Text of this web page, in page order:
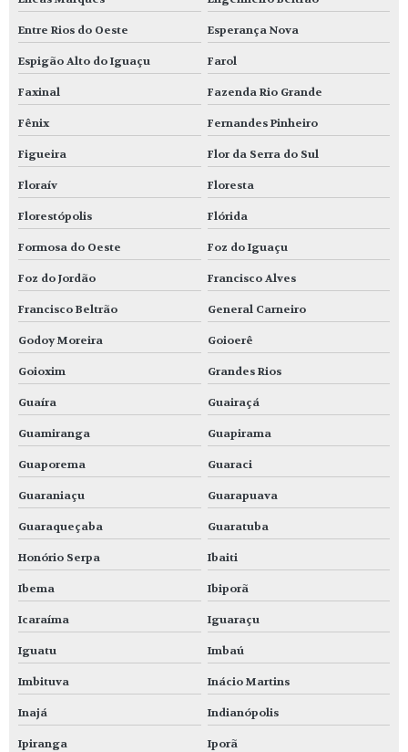
Entre Rios do Oeste Esperança Nova
Espigão Alto do Iguaçu Farol
Faxinal Fazenda Rio Grande
Fênix Fernandes Pinheiro
Figueira Flor da Serra do Sul
Floraív Floresta
Florestópolis Flórida
Formosa do Oeste Foz do Iguaçu
Foz do Jordão Francisco Alves
Francisco Beltrão General Carneiro
Godoy Moreira Goioerê
Goioxim Grandes Rios
Guaíra Guairaçá
Guamiranga Guapirama
Guaporema Guaraci
Guaraniaçu Guarapuava
Guaraqueçaba Guaratuba
Honório Serpa Ibaiti
Ibema Ibiporã
Icaraíma Iguaraçu
Iguatu Imbaú
Imbituva Inácio Martins
Inajá Indianópolis
Ipiranga Iporã